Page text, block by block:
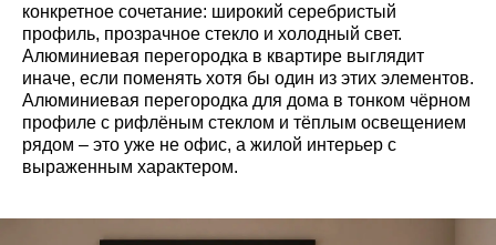
конкретное сочетание: широкий серебристый
профиль, прозрачное стекло и холодный свет.
Алюминиевая перегородка в квартире выглядит
иначе, если поменять хотя бы один из этих элементов.
Алюминиевая перегородка для дома в тонком чёрном
профиле с рифлёным стеклом и тёплым освещением
рядом – это уже не офис, а жилой интерьер с
выраженным характером.